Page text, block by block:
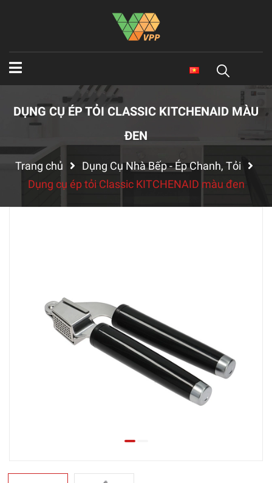
DỤNG CỤ ÉP TỎI CLASSIC KITCHENAID MÀU
ĐEN
Trang chủ
Dụng Cụ Nhà Bếp - Ép Chanh, Tỏi
Dụng cụ ép tỏi Classic KITCHENAID màu đen